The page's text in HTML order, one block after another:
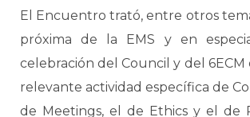
El Encuentro trató, entre otros
próxima de la EMS y en
celebración del Council y del 6ECM
relevante actividad específica de
de Meetings, el de Ethics y el de